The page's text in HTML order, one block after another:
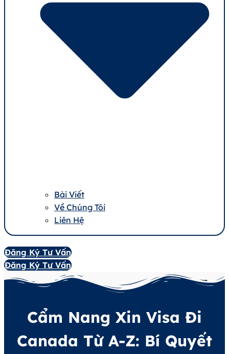
Bài Viết
Về Chúng Tôi
Liên Hệ
Đăng Ký Tư Vấn
Đăng Ký Tư Vấn
Cẩm Nang Xin Visa Đi
Canada Từ A-Z: Bí Quyết